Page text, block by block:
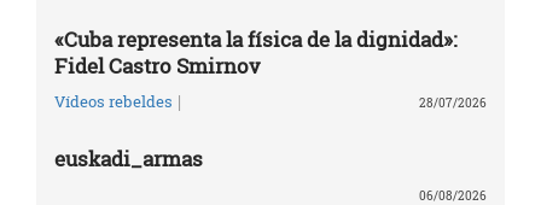
«Cuba representa la física de la dignidad»:
Fidel Castro Smirnov
Vídeos rebeldes | 28/07/2026
euskadi_armas
06/08/2026